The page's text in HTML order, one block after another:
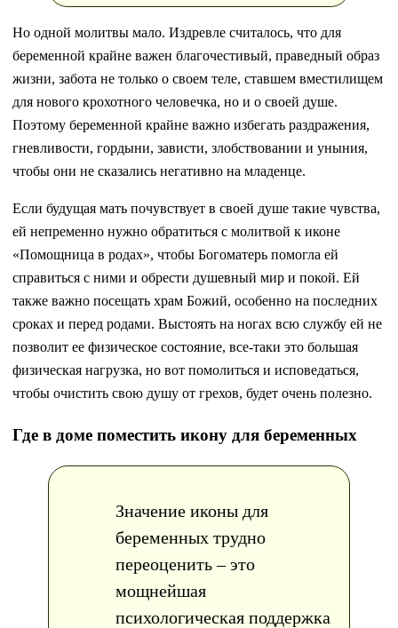
Но одной молитвы мало. Издревле считалось, что для
беременной крайне важен благочестивый, праведный образ
жизни, забота не только о своем теле, ставшем вместилищем
для нового крохотного человечка, но и о своей душе.
Поэтому беременной крайне важно избегать раздражения,
гневливости, гордыни, зависти, злобствовании и уныния,
чтобы они не сказались негативно на младенце.
Если будущая мать почувствует в своей душе такие чувства,
ей непременно нужно обратиться с молитвой к иконе
«Помощница в родах», чтобы Богоматерь помогла ей
справиться с ними и обрести душевный мир и покой. Ей
также важно посещать храм Божий, особенно на последних
сроках и перед родами. Выстоять на ногах всю службу ей не
позволит ее физическое состояние, все-таки это большая
физическая нагрузка, но вот помолиться и исповедаться,
чтобы очистить свою душу от грехов, будет очень полезно.
Где в доме поместить икону для беременных
Значение иконы для
беременных трудно
переоценить – это
мощнейшая
психологическая поддержка